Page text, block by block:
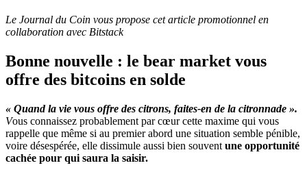
Le Journal du Coin vous propose cet article promotionnel en
collaboration avec Bitstack
Bonne nouvelle : le bear market vous
offre des bitcoins en solde
« Quand la vie vous offre des citrons, faites-en de la citronnade ».
Vous connaissez probablement par cœur cette maxime qui vous
rappelle que même si au premier abord une situation semble pénible,
voire désespérée, elle dissimule aussi bien souvent une opportunité
cachée pour qui saura la saisir.